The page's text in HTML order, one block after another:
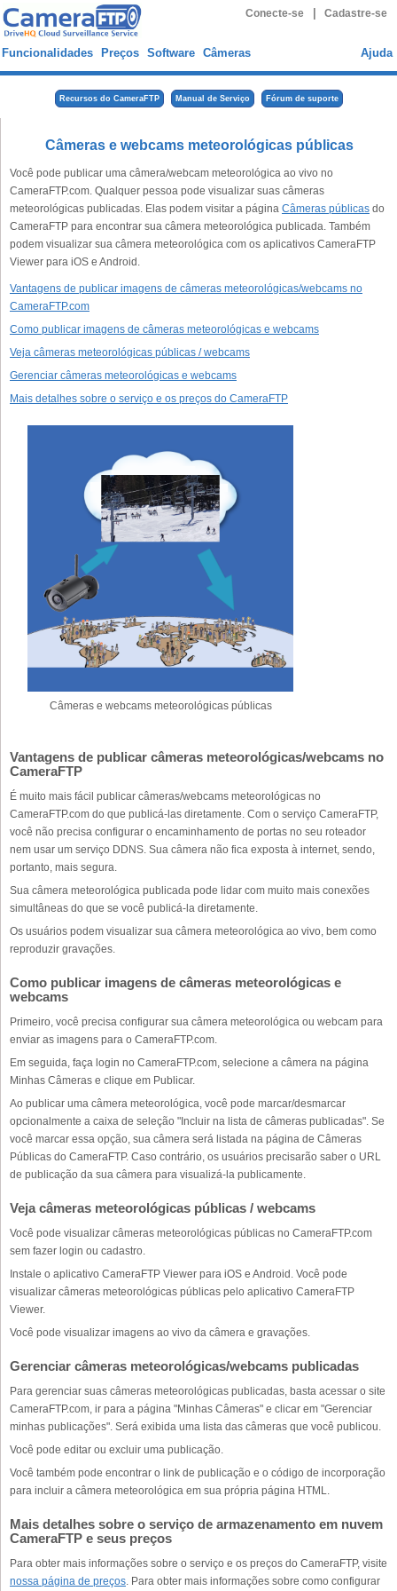
Conecte-se Cadastre-se
Funcionalidades Preços Software Câmeras Ajuda
Recursos do CameraFTP Manual de Serviço Fórum de suporte
Câmeras e webcams meteorológicas públicas
Você pode publicar uma câmera/webcam meteorológica ao vivo no
CameraFTP.com. Qualquer pessoa pode visualizar suas câmeras
meteorológicas publicadas. Elas podem visitar a página Câmeras públicas do
CameraFTP para encontrar sua câmera meteorológica publicada. Também
podem visualizar sua câmera meteorológica com os aplicativos CameraFTP
Viewer para iOS e Android.
Vantagens de publicar imagens de câmeras meteorológicas/webcams no
CameraFTP.com
Como publicar imagens de câmeras meteorológicas e webcams
Veja câmeras meteorológicas públicas / webcams
Gerenciar câmeras meteorológicas e webcams
Mais detalhes sobre o serviço e os preços do CameraFTP
Câmeras e webcams meteorológicas públicas
Vantagens de publicar câmeras meteorológicas/webcams no
CameraFTP
É muito mais fácil publicar câmeras/webcams meteorológicas no
CameraFTP.com do que publicá-las diretamente. Com o serviço CameraFTP,
você não precisa configurar o encaminhamento de portas no seu roteador
nem usar um serviço DDNS. Sua câmera não fica exposta à internet, sendo,
portanto, mais segura.
Sua câmera meteorológica publicada pode lidar com muito mais conexões
simultâneas do que se você publicá-la diretamente.
Os usuários podem visualizar sua câmera meteorológica ao vivo, bem como
reproduzir gravações.
Como publicar imagens de câmeras meteorológicas e
webcams
Primeiro, você precisa configurar sua câmera meteorológica ou webcam para
enviar as imagens para o CameraFTP.com.
Em seguida, faça login no CameraFTP.com, selecione a câmera na página
Minhas Câmeras e clique em Publicar.
Ao publicar uma câmera meteorológica, você pode marcar/desmarcar
opcionalmente a caixa de seleção "Incluir na lista de câmeras publicadas". Se
você marcar essa opção, sua câmera será listada na página de Câmeras
Públicas do CameraFTP. Caso contrário, os usuários precisarão saber o URL
de publicação da sua câmera para visualizá-la publicamente.
Veja câmeras meteorológicas públicas / webcams
Você pode visualizar câmeras meteorológicas públicas no CameraFTP.com
sem fazer login ou cadastro.
Instale o aplicativo CameraFTP Viewer para iOS e Android. Você pode
visualizar câmeras meteorológicas públicas pelo aplicativo CameraFTP
Viewer.
Você pode visualizar imagens ao vivo da câmera e gravações.
Gerenciar câmeras meteorológicas/webcams publicadas
Para gerenciar suas câmeras meteorológicas publicadas, basta acessar o site
CameraFTP.com, ir para a página "Minhas Câmeras" e clicar em "Gerenciar
minhas publicações". Será exibida uma lista das câmeras que você publicou.
Você pode editar ou excluir uma publicação.
Você também pode encontrar o link de publicação e o código de incorporação
para incluir a câmera meteorológica em sua própria página HTML.
Mais detalhes sobre o serviço de armazenamento em nuvem
CameraFTP e seus preços
Para obter mais informações sobre o serviço e os preços do CameraFTP, visite
nossa página de preços. Para obter mais informações sobre como configurar